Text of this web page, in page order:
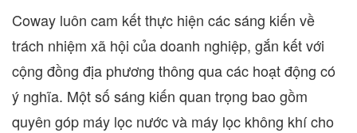
Coway luôn cam kết thực hiện các sáng kiến về
trách nhiệm xã hội của doanh nghiệp, gắn kết với
cộng đồng địa phương thông qua các hoạt động có
ý nghĩa. Một số sáng kiến quan trọng bao gồm
quyên góp máy lọc nước và máy lọc không khí cho